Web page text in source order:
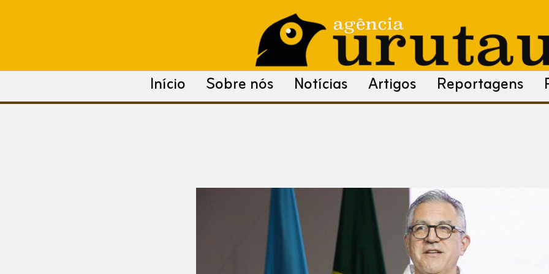
Início Sobre nós Notícias Artigos Reportagens